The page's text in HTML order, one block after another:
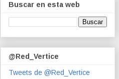
Buscar en esta web
@Red_Vertice
Tweets de @Red_Vertice